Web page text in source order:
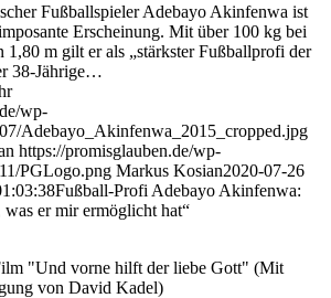
Fußballspieler Adebayo Akinfenwa ist
Erscheinung. Mit über 100 kg bei
1,80 m gilt er als „stärkster Fußballprofi der
38-Jährige…
wp-
Adebayo_Akinfenwa_2015_cropped.jpg
https://promisglauben.de/wp-
PGLogo.png Markus Kosian2020-07-26
Fußball-Profi Adebayo Akinfenwa:
er mir ermöglicht hat“
"Und vorne hilft der liebe Gott" (Mit
von David Kadel)